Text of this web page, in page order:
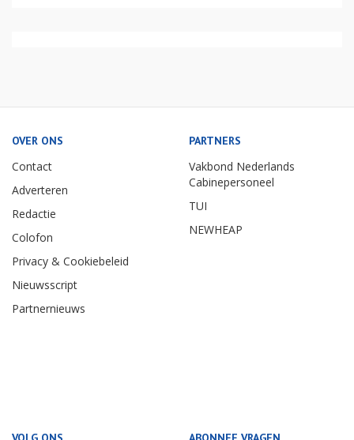
OVER ONS
Contact
Adverteren
Redactie
Colofon
Privacy & Cookiebeleid
Nieuwsscript
Partnernieuws
PARTNERS
Vakbond Nederlands
Cabinepersoneel
TUI
NEWHEAP